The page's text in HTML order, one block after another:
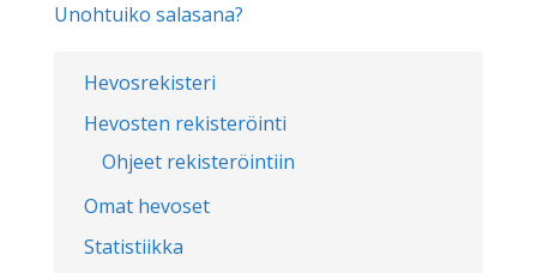
Hevosrekisteri
Hevosten rekisteröinti
Ohjeet rekisteröintiin
Omat hevoset
Statistiikka
Unohtuiko salasana?